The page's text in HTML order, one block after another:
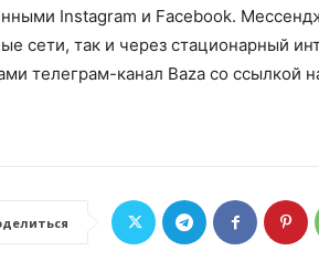
Instagram и Facebook.
сети, так и через стационарный
телеграм-канал Baza со ссылкой